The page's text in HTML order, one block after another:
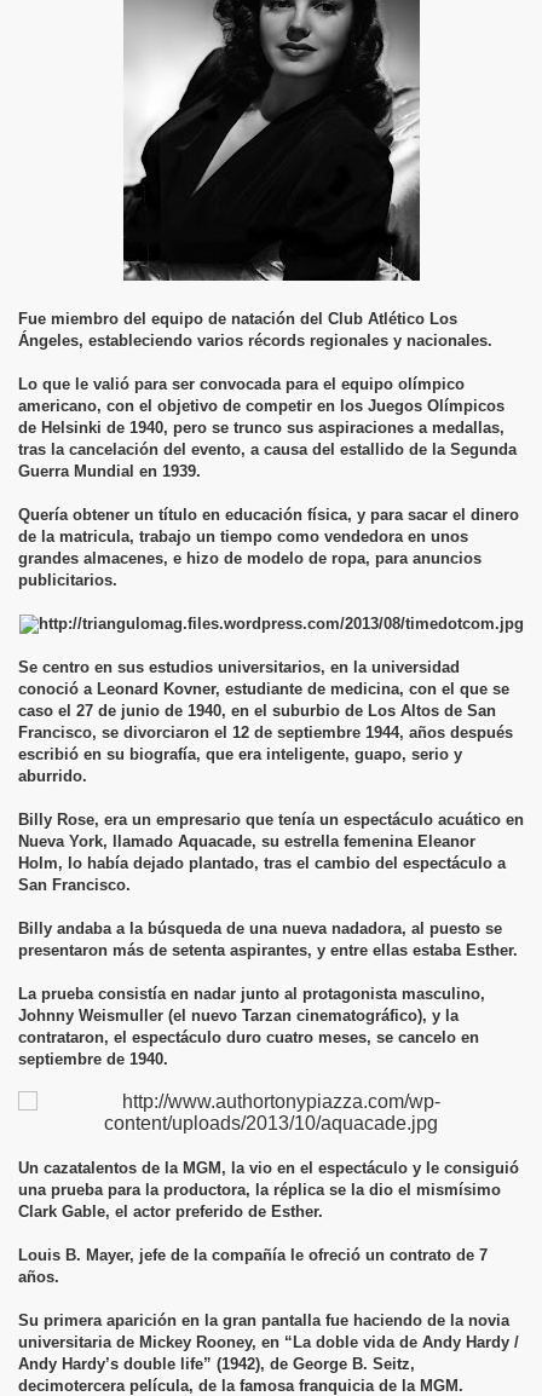
Fue miembro del equipo de natación del Club Atlético Los
Ángeles, estableciendo varios récords regionales y nacionales.
Lo que le valió para ser convocada para el equipo olímpico
americano, con el objetivo de competir en los Juegos Olímpicos
de Helsinki de 1940, pero se trunco sus aspiraciones a medallas,
tras la cancelación del evento, a causa del estallido de la Segunda
Guerra Mundial en 1939.
Quería obtener un título en educación física, y para sacar el dinero
de la matricula, trabajo un tiempo como vendedora en unos
grandes almacenes, e hizo de modelo de ropa, para anuncios
publicitarios.
Se centro en sus estudios universitarios, en la universidad
conoció a Leonard Kovner, estudiante de medicina, con el que se
caso el 27 de junio de 1940, en el suburbio de Los Altos de San
Francisco, se divorciaron el 12 de septiembre 1944, años después
escribió en su biografía, que era inteligente, guapo, serio y
aburrido.
Billy Rose, era un empresario que tenía un espectáculo acuático en
Nueva York, llamado Aquacade, su estrella femenina Eleanor
Holm, lo había dejado plantado, tras el cambio del espectáculo a
San Francisco.
Billy andaba a la búsqueda de una nueva nadadora, al puesto se
presentaron más de setenta aspirantes, y entre ellas estaba Esther.
La prueba consistía en nadar junto al protagonista masculino,
Johnny Weismuller (el nuevo Tarzan cinematográfico), y la
contrataron, el espectáculo duro cuatro meses, se cancelo en
septiembre de 1940.
Un cazatalentos de la MGM, la vio en el espectáculo y le consiguió
una prueba para la productora, la réplica se la dio el mismísimo
Clark Gable, el actor preferido de Esther.
Louis B. Mayer, jefe de la compañía le ofreció un contrato de 7
años.
Su primera aparición en la gran pantalla fue haciendo de la novia
universitaria de Mickey Rooney, en “La doble vida de Andy Hardy /
Andy Hardy’s double life” (1942), de George B. Seitz,
decimotercera película, de la famosa franquicia de la MGM.